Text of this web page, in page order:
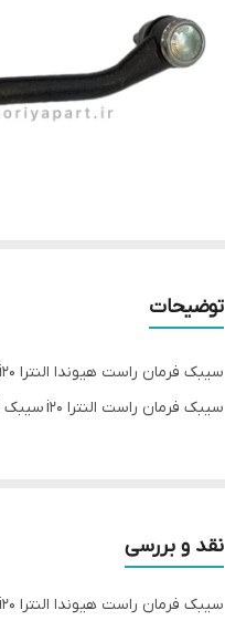
توضیحات
سیبک فرمان راست هیوندا النترا i20 پوریاپارلت سیبک فرمان راست هیوندا النترا i20 سیبک فرمان راست هیوندا النترا i20 اصلی سیبک فرمان راست هیوندا النترا i20 کره ای
سیبک فرمان راست النترا i20 سیبک فرمان راست هیوندا النترا i20 تک فروشی سیبک فرمان راست هیوندا النترا i20 عمده فروشی سیبک فرمان راست هیوندا النترا mb korea i20
نقد و بررسی
سیبک فرمان راست هیوندا النترا mb korea i20 پوریا پارت